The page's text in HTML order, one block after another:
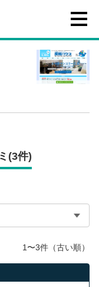
水
電話する
(3件)
1〜3件（古い順）